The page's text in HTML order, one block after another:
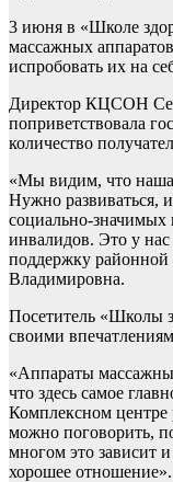
3 июня в «Школе
массажных
испробовать их на
Директор КЦСОН
поприветствовала
количество
«Мы видим, что наша
Нужно развиваться,
социально-значимых
инвалидов. Это у
поддержку
Владимировна.
Посетитель «Школы
своими
«Аппараты
что здесь самое
Комплексном
можно поговорить,
многом это зависит
хорошее отношение».